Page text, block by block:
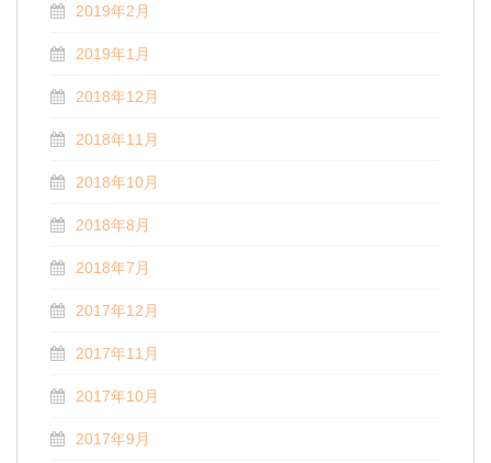
2019年2月
2019年1月
2018年12月
2018年11月
2018年10月
2018年8月
2018年7月
2017年12月
2017年11月
2017年10月
2017年9月